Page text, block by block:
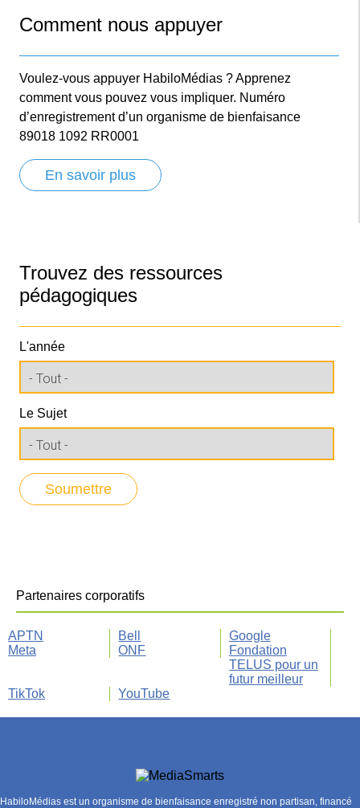
Comment nous appuyer
Voulez-vous appuyer HabiloMédias ? Apprenez
comment vous pouvez vous impliquer. Numéro
d’enregistrement d’un organisme de bienfaisance
89018 1092 RR0001
En savoir plus
Trouvez des ressources
pédagogiques
L'année
Le Sujet
Partenaires corporatifs
APTN Bell
Google
Meta
ONF
Fondation
TELUS pour un
futur meilleur
TikTok
YouTube
HabiloMédias est un organisme de bienfaisance enregistré non partisan, financé